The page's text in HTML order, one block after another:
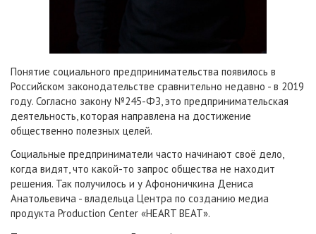
Понятие социального предпринимательства появилось в
Российском законодательстве сравнительно недавно - в 2019
году. Согласно закону №245-ФЗ, это предпринимательская
деятельность, которая направлена на достижение
общественно полезных целей.
Социальные предприниматели часто начинают своё дело,
когда видят, что какой-то запрос общества не находит
решения. Так получилось и у Афононичкина Дениса
Анатольевича - владельца Центра по созданию медиа
продукта Production Center «HEART BEAT».